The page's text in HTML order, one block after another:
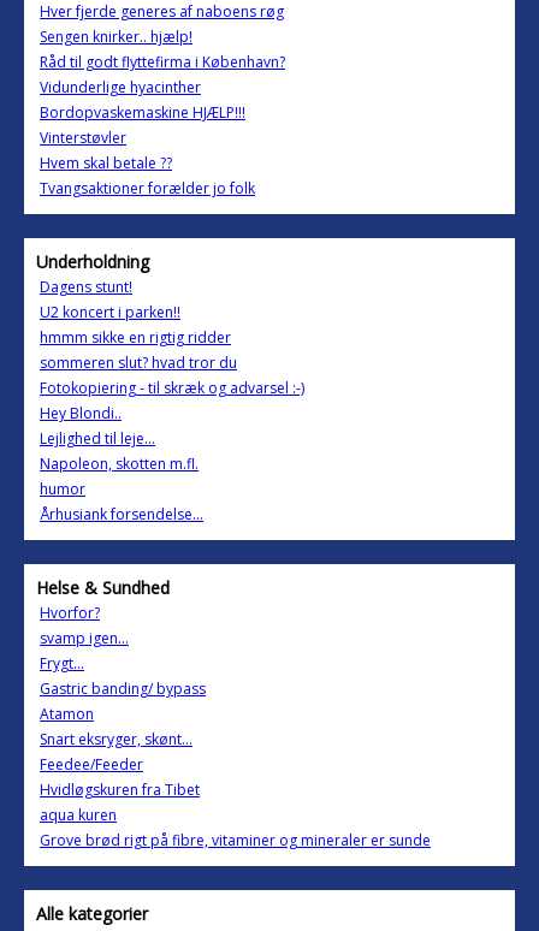
Hver fjerde generes af naboens røg
Sengen knirker.. hjælp!
Råd til godt flyttefirma i København?
Vidunderlige hyacinther
Bordopvaskemaskine HJÆLP!!!
Vinterstøvler
Hvem skal betale ??
Tvangsaktioner forælder jo folk
Underholdning
Dagens stunt!
U2 koncert i parken!!
hmmm sikke en rigtig ridder
sommeren slut? hvad tror du
Fotokopiering - til skræk og advarsel :-)
Hey Blondi..
Lejlighed til leje...
Napoleon, skotten m.fl.
humor
Århusiank forsendelse...
Helse & Sundhed
Hvorfor?
svamp igen...
Frygt...
Gastric banding/ bypass
Atamon
Snart eksryger, skønt...
Feedee/Feeder
Hvidløgskuren fra Tibet
aqua kuren
Grove brød rigt på fibre, vitaminer og mineraler er sunde
Alle kategorier